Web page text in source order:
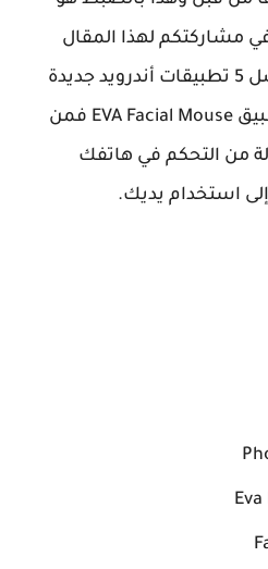
مشاركتكم لهذا المقال
فاليوم أحضرت إليكم أفضل 5 تطبيقات أندرويد جديدة
تستحق التجربة خاصة تطبيق EVA Facial Mouse فمن
من التحكم في هاتفك
استخدام يديك.